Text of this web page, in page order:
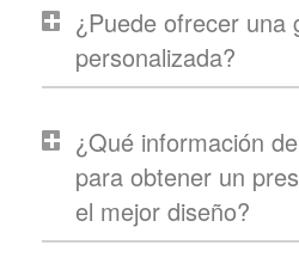
¿Puede ofrecer una
personalizada?
¿Qué información
para obtener un
el mejor diseño?